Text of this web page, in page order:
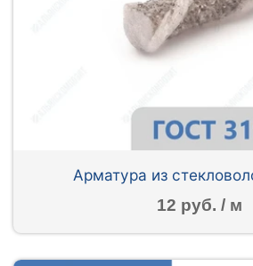
Арматура из
12 руб. / м